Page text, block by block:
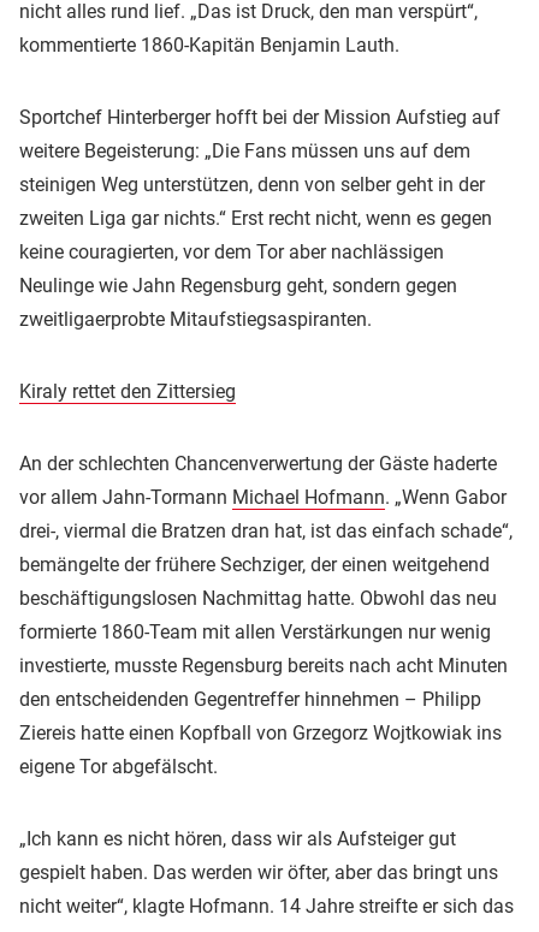
nicht alles rund lief. „Das ist Druck, den man verspürt“,
kommentierte 1860-Kapitän Benjamin Lauth.
Sportchef Hinterberger hofft bei der Mission Aufstieg auf
weitere Begeisterung: „Die Fans müssen uns auf dem
steinigen Weg unterstützen, denn von selber geht in der
zweiten Liga gar nichts.“ Erst recht nicht, wenn es gegen
keine couragierten, vor dem Tor aber nachlässigen
Neulinge wie Jahn Regensburg geht, sondern gegen
zweitligaerprobte Mitaufstiegsaspiranten.
Kiraly rettet den Zittersieg
An der schlechten Chancenverwertung der Gäste haderte
vor allem Jahn-Tormann Michael Hofmann. „Wenn Gabor
drei-, viermal die Bratzen dran hat, ist das einfach schade“,
bemängelte der frühere Sechziger, der einen weitgehend
beschäftigungslosen Nachmittag hatte. Obwohl das neu
formierte 1860-Team mit allen Verstärkungen nur wenig
investierte, musste Regensburg bereits nach acht Minuten
den entscheidenden Gegentreffer hinnehmen – Philipp
Ziereis hatte einen Kopfball von Grzegorz Wojtkowiak ins
eigene Tor abgefälscht.
„Ich kann es nicht hören, dass wir als Aufsteiger gut
gespielt haben. Das werden wir öfter, aber das bringt uns
nicht weiter“, klagte Hofmann. 14 Jahre streifte er sich das